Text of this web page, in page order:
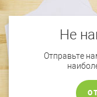
Не
Отправьте